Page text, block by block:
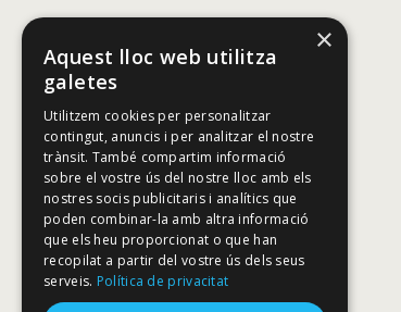
×
Aquest lloc web utilitza
galetes
Utilitzem cookies per personalitzar
contingut, anuncis i per analitzar el nostre
trànsit. També compartim informació
sobre el vostre ús del nostre lloc amb els
nostres socis publicitaris i analítics que
poden combinar-la amb altra informació
que els heu proporcionat o que han
recopilat a partir del vostre ús dels seus
serveis. Política de privacitat